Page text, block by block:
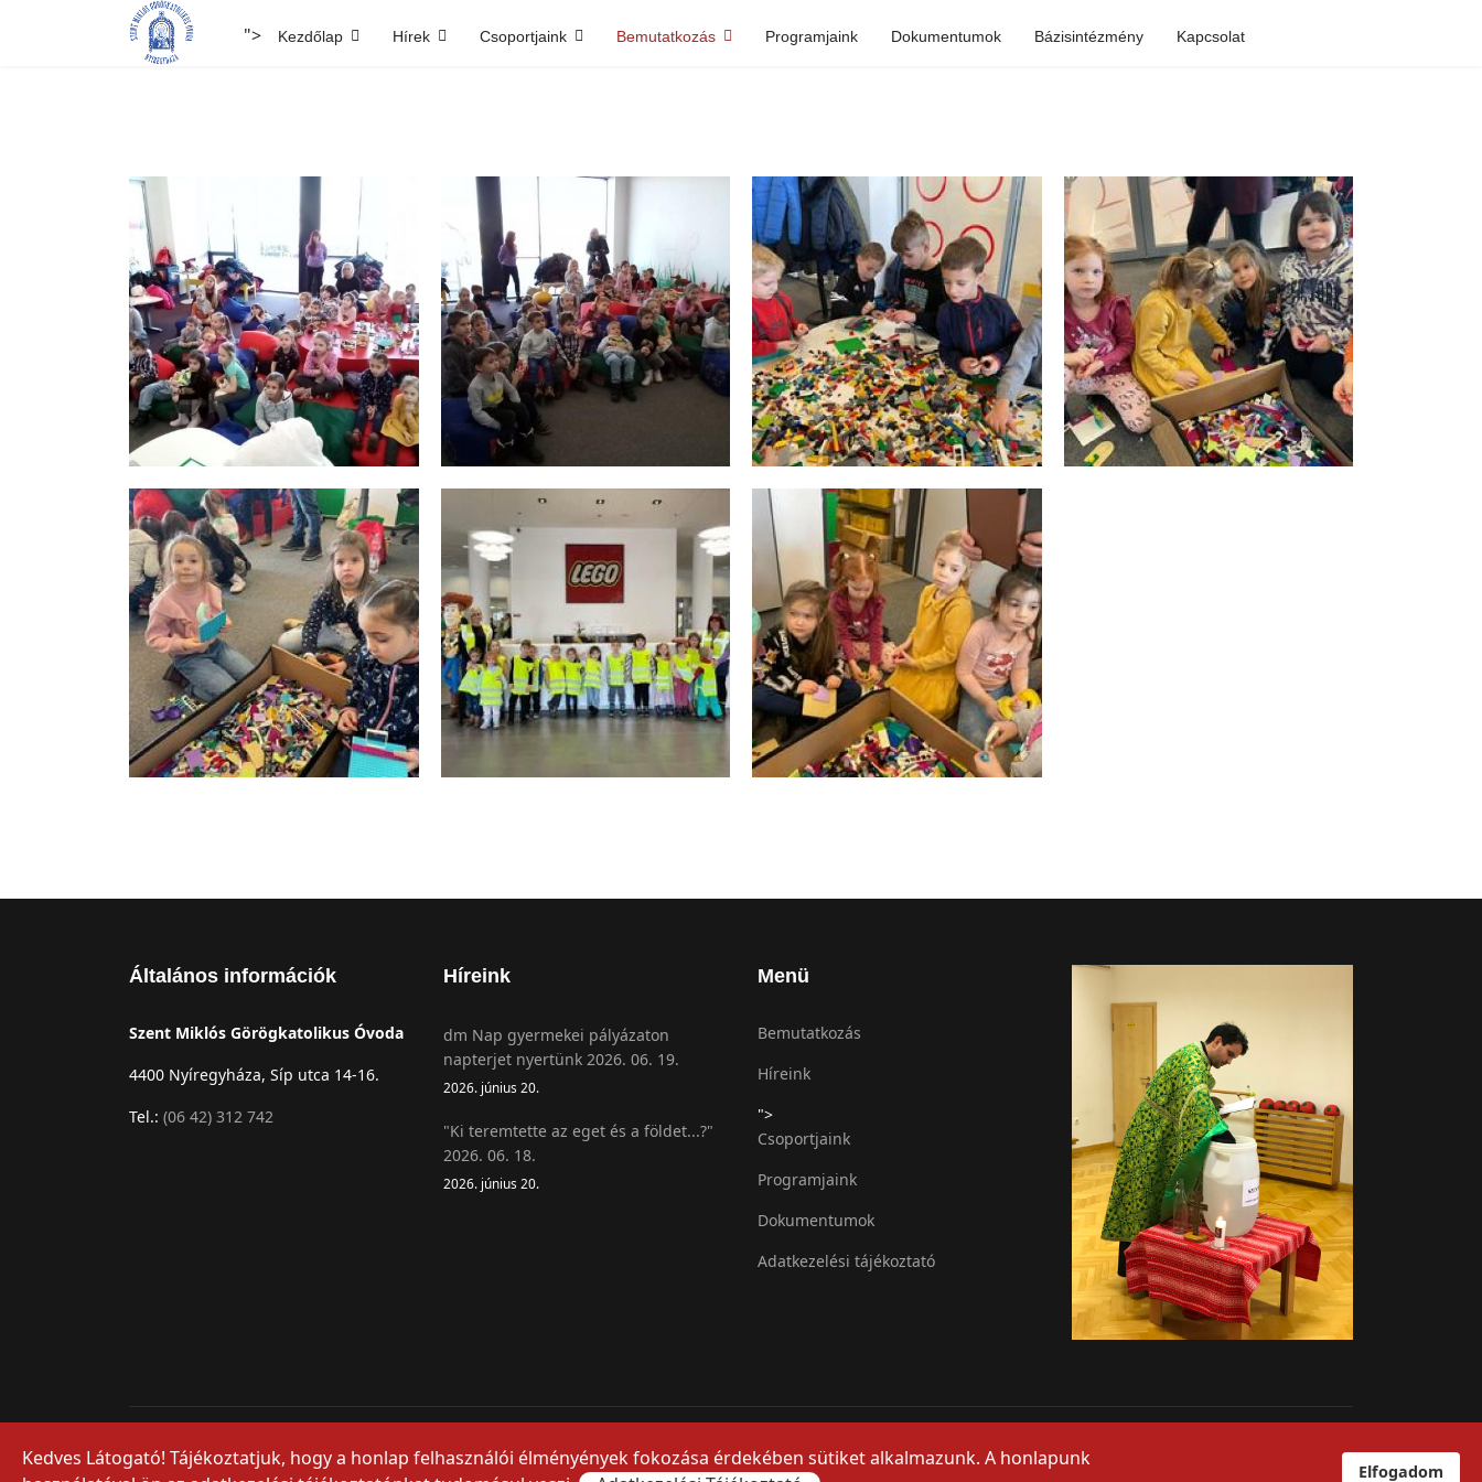
"> Kezdőlap Hírek Csoportjaink Bemutatkozás Programjaink Dokumentumok Bázisintézmény Kapcsolat
Általános információk
Szent Miklós Görögkatolikus Óvoda
4400 Nyíregyháza, Síp utca 14-16.
Tel.: (06 42) 312 742
Híreink
dm Nap gyermekei pályázaton
napterjet nyertünk 2026. 06. 19.
2026. június 20.
"Ki teremtette az eget és a földet...?"
2026. 06. 18.
2026. június 20.
Menü
Bemutatkozás
Híreink
">
Csoportjaink
Programjaink
Dokumentumok
Adatkezelési tájékoztató
© 2026 Szent Miklós Görögkatolikus Óvoda
">
Kedves Látogató! Tájékoztatjuk, hogy a honlap felhasználói élményények fokozása érdekében sütiket alkalmazunk. A honlapunk
Elfogadom